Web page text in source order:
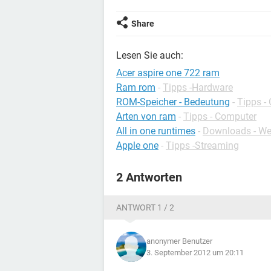
Share
Lesen Sie auch:
Acer aspire one 722 ram
Ram rom - Tipps -Hardware
ROM-Speicher - Bedeutung - Tipps -
Arten von ram - Tipps - Computer
All in one runtimes - Downloads -
Apple one - Tipps -Streaming
2 Antworten
ANTWORT 1 / 2
anonymer Benutzer
3. September 2012 um 20:11